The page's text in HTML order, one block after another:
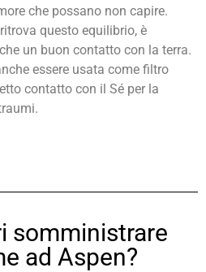
che possano non capire.
questo equilibrio, è
un buon contatto con la terra.
essere usata come filtro
contatto con il Sé per la
somministrare
ad Aspen?